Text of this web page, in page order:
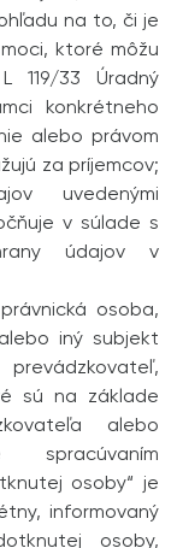
na to, či je
ktoré môžu
119/33 Úradný
konkrétneho
alebo právom
za príjemcov;
uvedenými
v súlade s
údajov v
osoba,
iný subjekt
sú na základe
alebo
spracúvaním
osoby“ je
informovaný
osoby,